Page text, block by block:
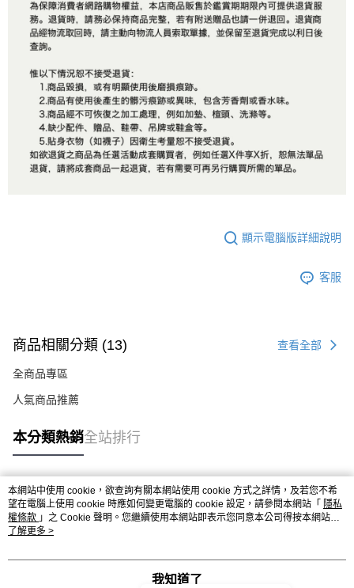
顯示電腦版詳細說明
客服
商品相關分類 (13) 查看全部
全商品專區
人氣商品推薦
本分類熱銷全站排行
熱門標籤
本網站中使用 cookie，欲查詢有關本網站使用 cookie 方式之詳情，及若您不希
望在電腦上使用 cookie 時應如何變更電腦的 cookie 設定，請參閱本網站「 隱私
權條款 」之 Cookie 聲明。您繼續使用本網站即表示您同意本公司得按本網站使
用條款之 Cookie 聲明使用 cookie。
了解更多 >
我知道了